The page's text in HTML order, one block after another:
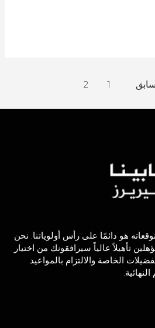
1
2
هو دائمًا على رأس أولوياتنا. نحن
تأهيلاً عالياً سيرافقونك من اختيار
الخاصة والالتزام بالمواعيد